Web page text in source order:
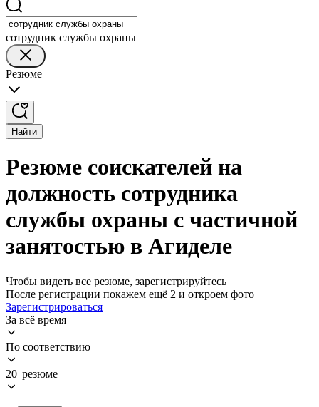
сотрудник службы охраны
Резюме
Найти
Резюме соискателей на
должность сотрудника
службы охраны с частичной
занятостью в Агиделе
Чтобы видеть все резюме, зарегистрируйтесь
После регистрации покажем ещё 2 и откроем фото
Зарегистрироваться
За всё время
По соответствию
20 резюме